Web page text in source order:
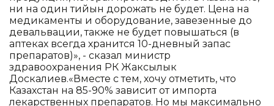
ни на один тийын дорожать не будет. Цена на
медикаменты и оборудование, завезенные до
девальвации, также не будет повышаться (в
аптеках всегда хранится 10-дневный запас
препаратов)», - сказал министр
здравоохранения РК Жаксылык
Доскалиев.«Вместе с тем, хочу отметить, что
Казахстан на 85-90% зависит от импорта
лекарственных препаратов. Но мы максимально